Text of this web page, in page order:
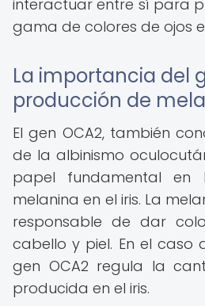
interactuar entre sí para
gama de colores de ojos
La importancia del
producción de
El gen OCA2, también
de la albinismo
papel fundamental en
melanina en el iris. La
responsable de dar
cabello y piel. En el caso
gen OCA2 regula la
producida en el iris.